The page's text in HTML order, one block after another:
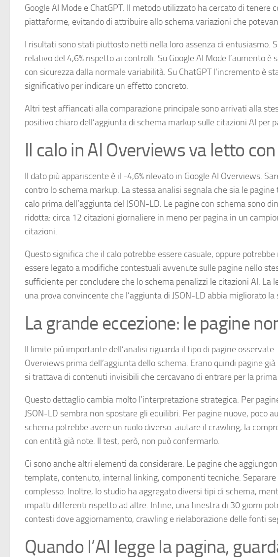
Google AI Mode e ChatGPT. Il metodo utilizzato ha cercato di tenere
piattaforme, evitando di attribuire allo schema variazioni che
I risultati sono stati piuttosto netti nella loro assenza di entusiasmo.
relativo del 4,6% rispetto ai controlli. Su Google AI Mode l’aumento
con sicurezza dalla normale variabilità. Su ChatGPT l’incremento è
significativo per indicare un effetto concreto.
Altri test affiancati alla comparazione principale sono arrivati alla
positivo chiaro dell’aggiunta di schema markup sulle citazioni AI per
Il calo in AI Overviews va letto
Il dato più appariscente è il -4,6% rilevato in Google AI Overviews.
contro lo schema markup. La stessa analisi segnala che sia le
calo prima dell’aggiunta del JSON-LD. Le pagine con schema sono
ridotta: circa 12 citazioni giornaliere in meno per pagina in un
citazioni.
Questo significa che il calo potrebbe essere casuale, oppure
essere legato a modifiche contestuali avvenute sulle pagine nello
sufficiente per concludere che lo schema penalizzi le citazioni AI. La
una prova convincente che l’aggiunta di JSON-LD abbia migliorato la
La grande eccezione: le pagine
Il limite più importante dell’analisi riguarda il tipo di pagine
Overviews prima dell’aggiunta dello schema. Erano quindi pagine
si trattava di contenuti invisibili che cercavano di entrare per la
Questo dettaglio cambia molto l’interpretazione strategica. Per
JSON-LD sembra non spostare gli equilibri. Per pagine nuove, poco
schema potrebbe avere un ruolo diverso: aiutare il crawling, la
con entità già note. Il test, però, non può confermarlo.
Ci sono anche altri elementi da considerare. Le pagine che
template, contenuto, internal linking, componenti tecniche.
complesso. Inoltre, lo studio ha aggregato diversi tipi di schema,
impatti differenti rispetto ad altre. Infine, una finestra di 30 giorni
contesti dove aggiornamento, crawling e rielaborazione delle fonti
Quando l’AI legge la pagina,